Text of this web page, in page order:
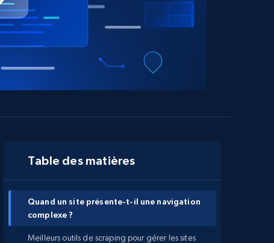
Table des matières
Quand un site présente-t-il une navigation
complexe ?
Meilleurs outils de scraping pour gérer les sites